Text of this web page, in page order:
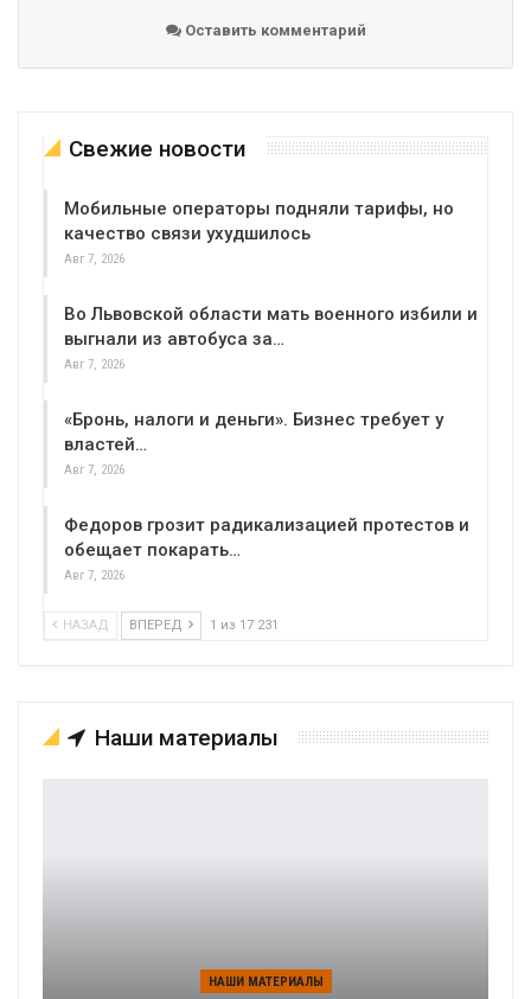
Оставить комментарий
Свежие новости
Мобильные операторы подняли тарифы, но
качество связи ухудшилось
Авг 7, 2026
Во Львовской области мать военного избили и
выгнали из автобуса за…
Авг 7, 2026
«Бронь, налоги и деньги». Бизнес требует у
властей…
Авг 7, 2026
Федоров грозит радикализацией протестов и
обещает покарать…
Авг 7, 2026
НАЗАД ВПЕРЕД 1 из 17 231
Наши материалы
НАШИ МАТЕРИАЛЫ